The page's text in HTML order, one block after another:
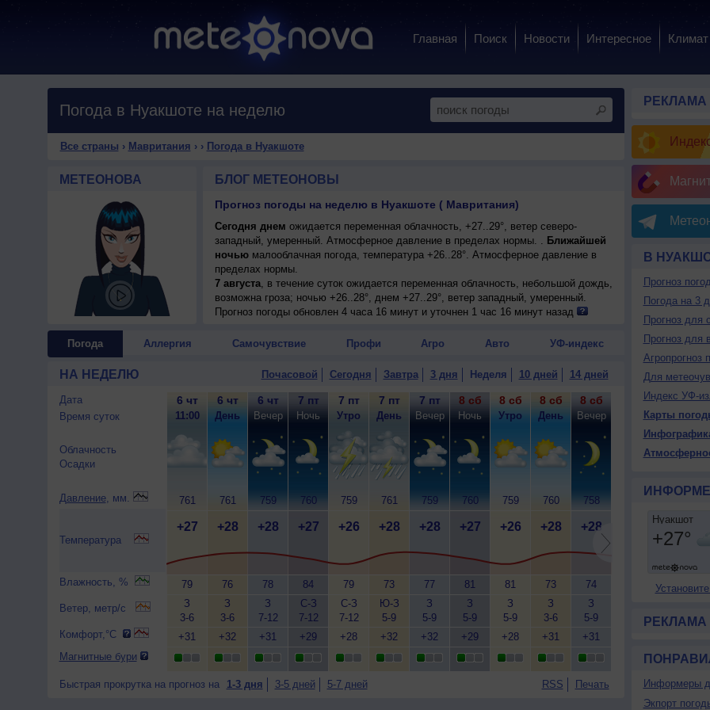
Главная Поиск Новости Интересное Климат
Погода в Нуакшоте на неделю
Все страны › Мавритания › › Погода в Нуакшоте
МЕТЕОНОВА БЛОГ МЕТЕОНОВЫ
Прогноз погоды на неделю в Нуакшоте ( Мавритания)
Сегодня днем ожидается переменная облачность, +27..29°, ветер северо-
западный, умеренный. Атмосферное давление в пределах нормы. . Ближайшей
ночьюмалооблачная погода, температура +26..28°. Атмосферное давление в
пределах нормы.
7 августа, в течение суток ожидается переменная облачность, небольшой дождь,
возможна гроза; ночью +26..28°, днем +27..29°, ветер западный, умеренный.
Прогноз погоды обновлен 4 часа 16 минут и уточнен 1 час 16 минут назад
Погода Аллергия Самочувствие Профи Агро Авто УФ-индекс
НА НЕДЕЛЮ Почасовой Сегодня Завтра 3 дня Неделя 10 дней 14 дней
Дата
Время суток
Облачность
Осадки
Давление, мм.
Температура
Влажность, %
Ветер, метр/с
Комфорт,°C
Магнитные бури
6 чт
11:00
761
+27
79
З
3-6
+31
6 чт
День
761
+28
76
З
3-6
+32
6 чт
Вечер
759
+28
78
З
7-12
+31
7 пт
Ночь
760
+27
84
С-З
7-12
+29
7 пт
Утро
759
+26
79
С-З
7-12
+28
7 пт
День
761
+28
73
Ю-З
5-9
+32
7 пт
Вечер
759
+28
77
З
5-9
+32
8 сб
Ночь
760
+27
81
З
5-9
+29
8 сб
Утро
759
+26
81
З
5-9
+28
8 сб
День
760
+28
73
З
3-6
+31
8 сб
Вечер
758
+28
74
З
5-9
+31
9 вс 9 вс
Утро
+26
84
5-9
9
Быстрая прокрутка на прогноз на 1-3 дня 3-5 дней 5-7 дней RSS Печать
РЕКЛАМА
В
Прогноз
Погода на 3
Прогноз для
Прогноз для
Агропрогноз
Для
Индекс УФ-
Карты
РЕКЛАМА
Информеры
Экпорт